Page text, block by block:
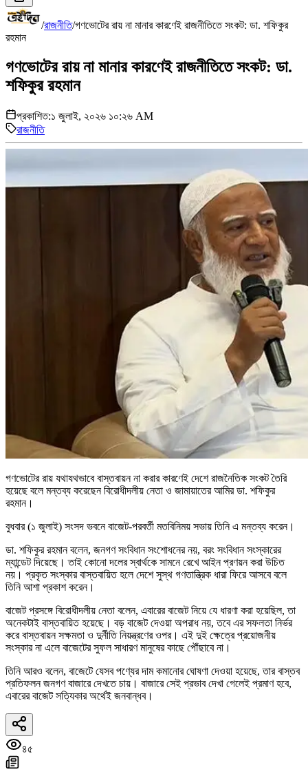
/রাজনীতি/গণভোটের রায় না মানার কারণেই রাজনীতিতে সংকট: ডা. শফিকুর
রহমান
গণভোটের রায় না মানার কারণেই রাজনীতিতে সংকট: ডা.
শফিকুর রহমান
প্রকাশিত:১ জুলাই, ২০২৬ ১০:২৬ AM
রাজনীতি
গণভোটের রায় যথাযথভাবে বাস্তবায়ন না করার কারণেই দেশে রাজনৈতিক সংকট তৈরি
হয়েছে বলে মন্তব্য করেছেন বিরোধীদলীয় নেতা ও জামায়াতের আমির ডা. শফিকুর
রহমান।
বুধবার (১ জুলাই) সংসদ ভবনে বাজেট-পরবর্তী মতবিনিময় সভায় তিনি এ মন্তব্য করেন।
ডা. শফিকুর রহমান বলেন, জনগণ সংবিধান সংশোধনের নয়, বরং সংবিধান সংস্কারের
ম্যান্ডেট দিয়েছে। তাই কোনো দলের স্বার্থকে সামনে রেখে আইন প্রণয়ন করা উচিত
নয়। প্রকৃত সংস্কার বাস্তবায়িত হলে দেশে সুস্থ গণতান্ত্রিক ধারা ফিরে আসবে বলে
তিনি আশা প্রকাশ করেন।
বাজেট প্রসঙ্গে বিরোধীদলীয় নেতা বলেন, এবারের বাজেট নিয়ে যে ধারণা করা হয়েছিল, তা
অনেকটাই বাস্তবায়িত হয়েছে। বড় বাজেট দেওয়া অপরাধ নয়, তবে এর সফলতা নির্ভর
করে বাস্তবায়ন সক্ষমতা ও দুর্নীতি নিয়ন্ত্রণের ওপর। এই দুই ক্ষেত্রে প্রয়োজনীয়
সংস্কার না এলে বাজেটের সুফল সাধারণ মানুষের কাছে পৌঁছাবে না।
তিনি আরও বলেন, বাজেটে যেসব পণ্যের দাম কমানোর ঘোষণা দেওয়া হয়েছে, তার বাস্তব
প্রতিফলন জনগণ বাজারে দেখতে চায়। বাজারে সেই প্রভাব দেখা গেলেই প্রমাণ হবে,
এবারের বাজেট সত্যিকার অর্থেই জনবান্ধব।
৪৫